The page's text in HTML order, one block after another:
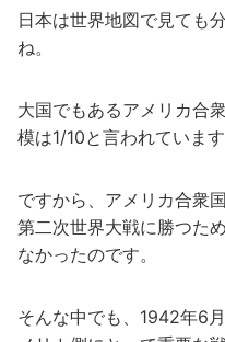
日本は世界地図で見ても
ね。
大国でもあるアメリカ合
模は1/10と言われています
ですから、アメリカ合衆
第二次世界大戦に勝つた
なかったのです。
そんな中でも、1942年6